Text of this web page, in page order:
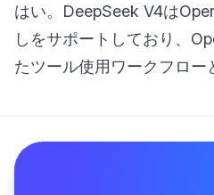
はい。DeepSeek V4は
しをサポートしており、
たツール使用ワークフロー